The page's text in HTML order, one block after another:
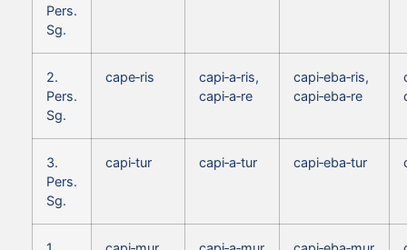
Pers.
Sg.
2.
Pers.
Sg.
cape‑ris
capi‑a‑ris,
capi‑a‑re
capi‑eba‑ris,
capi‑eba‑re
3.
Pers.
Sg.
capi‑tur capi‑a‑tur capi‑eba‑tur